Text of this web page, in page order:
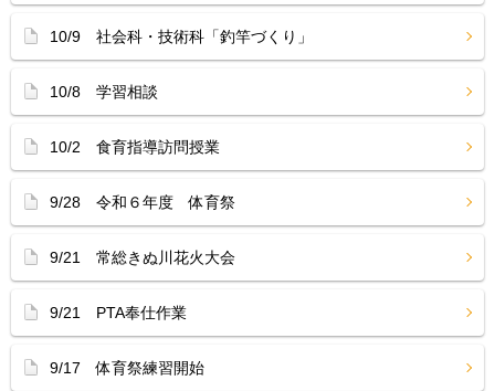
10/9 社会科・技術科「釣竿づくり」
10/8 学習相談
10/2 食育指導訪問授業
9/28 令和６年度 体育祭
9/21 常総きぬ川花火大会
9/21 PTA奉仕作業
9/17 体育祭練習開始